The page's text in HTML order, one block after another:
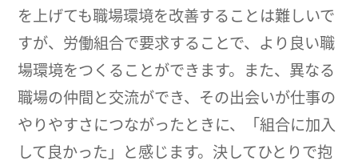
を上げても職場環境を改善することは難しいで
すが、労働組合で要求することで、より良い職
場環境をつくることができます。また、異なる
職場の仲間と交流ができ、その出会いが仕事の
やりやすさにつながったときに、「組合に加入
して良かった」と感じます。決してひとりで抱